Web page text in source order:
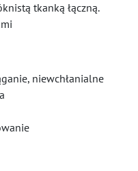
tkanką łączną.
niewchłanialne